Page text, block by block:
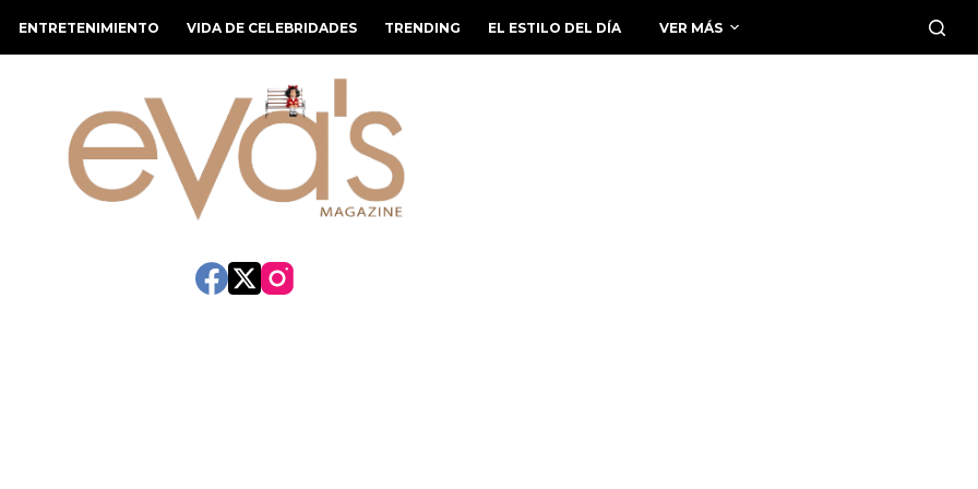
ENTRETENIMIENTO VIDA DE CELEBRIDADES TRENDING EL ESTILO DEL DÍA VER MÁS